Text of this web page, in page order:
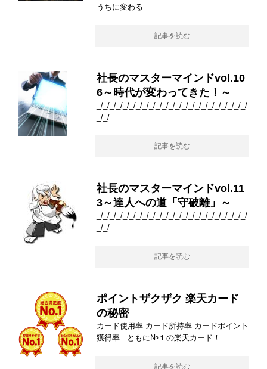
うちに変わる
記事を読む
社長のマスターマインドvol.10
6～時代が変わってきた！～
_/_/_/_/_/_/_/_/_/_/_/_/_/_/_/_/_/_/_/_/_/_/_/
_/_/
記事を読む
社長のマスターマインドvol.11
3～達人への道「守破離」～
_/_/_/_/_/_/_/_/_/_/_/_/_/_/_/_/_/_/_/_/_/_/_/
_/_/
記事を読む
ポイントザクザク 楽天カード
の秘密
カード使用率 カード所持率 カードポイント
獲得率 ともに№１の楽天カード！
記事を読む